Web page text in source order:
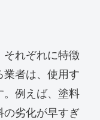
それぞれに特徴
業者は、使用す
。例えば、塗料
の劣化が早すぎ